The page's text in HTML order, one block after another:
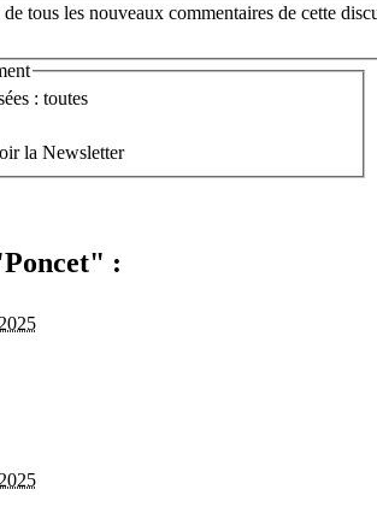
tous les nouveaux commentaires de cette
: toutes
la Newsletter
: